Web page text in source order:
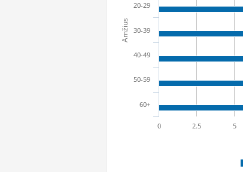
Amžius
20-29
30-39
40-49
50-59
60+
0 2.5 5